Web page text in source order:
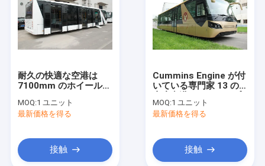
耐久の快適な空港は
7100mm のホイール・
とコーチします
MOQ:1 ユニット
最新価格を得る
接触
Cummins Engine が付
いている専門家 13 の
ロン バス
MOQ:1 ユニット
最新価格を得る
接触